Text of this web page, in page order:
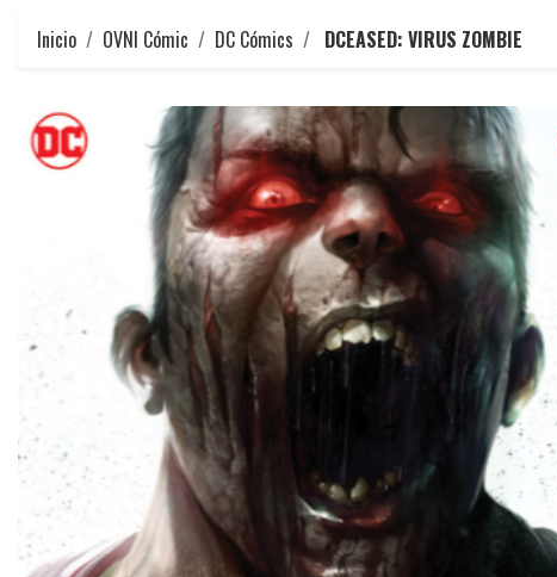
Inicio OVNI Cómic DC Cómics DCEASED: VIRUS ZOMBIE